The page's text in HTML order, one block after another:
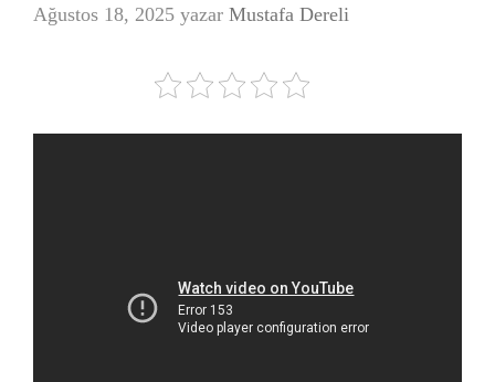
Ağustos 18, 2025 yazar Mustafa Dereli